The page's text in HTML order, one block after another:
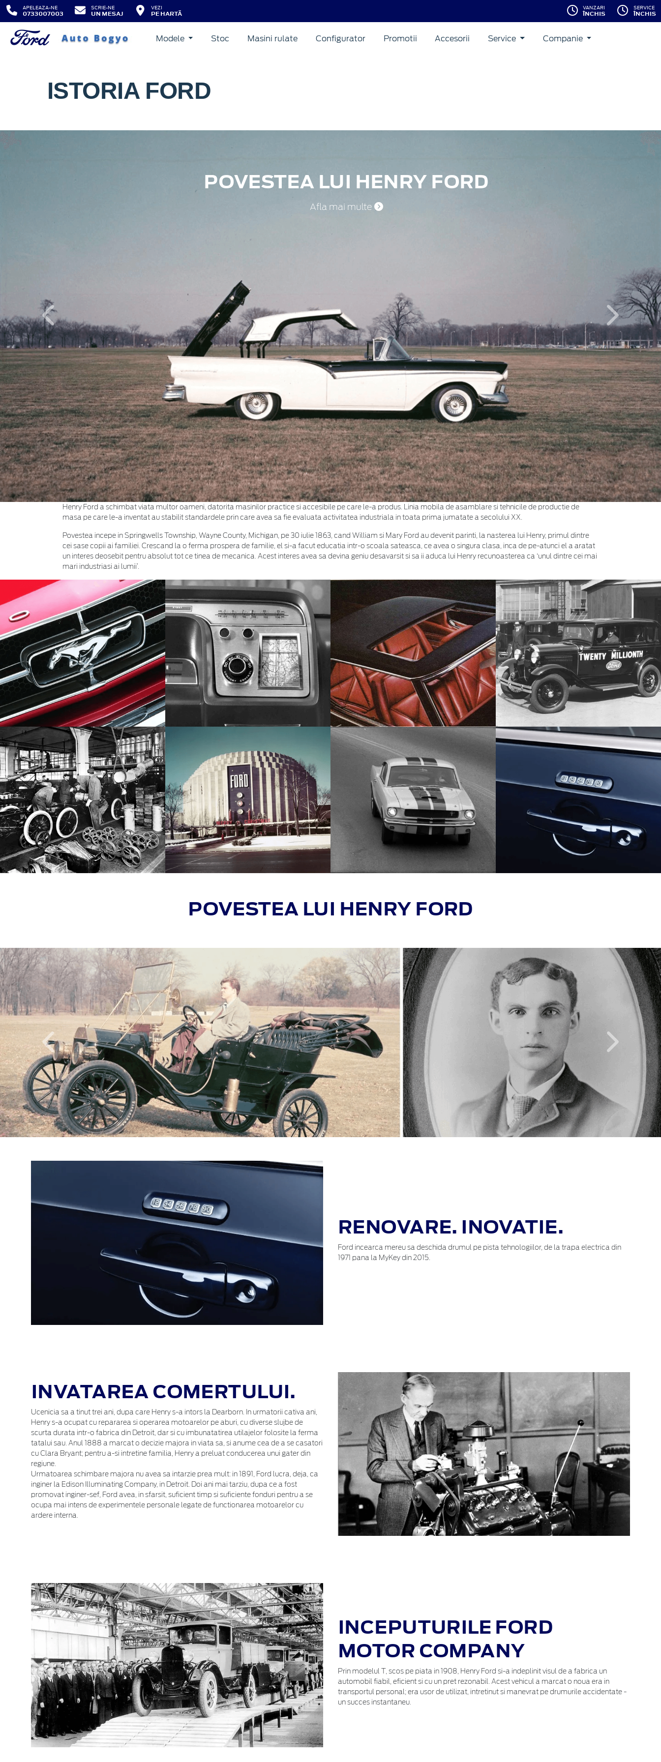
APELEAZA-NE
0733007003
SCRIE-NE
UN MESAJ
VEZI
PE HARTĂ
VANZARI
ÎNCHIS
SERVICE
ÎNCHIS
Modele Stoc Masini rulate Configurator Promotii Accesorii Service Companie
ISTORIA FORD
POVESTEA LUI HENRY FORD
Henry Ford a schimbat viata multor oameni, datorita masinilor practice si accesibile pe care le-a produs.
Inapoi Inainte
Henry Ford a schimbat viata multor oameni, datorita masinilor practice si accesibile pe care le-a produs. Linia mobila de asamblare si tehnicile de productie de
masa pe care le-a inventat au stabilit standardele prin care avea sa fie evaluata activitatea industriala in toata prima jumatate a secolului XX.
Povestea incepe in Springwells Township, Wayne County, Michigan, pe 30 iulie 1863, cand William si Mary Ford au devenit parinti, la nasterea lui Henry, primul dintre
cei sase copii ai familiei. Crescand la o ferma prospera de familie, el si-a facut educatia intr-o scoala sateasca, ce avea o singura clasa, inca de pe-atunci el a aratat
un interes deosebit pentru absolut tot ce tinea de mecanica. Acest interes avea sa devina geniu desavarsit si sa ii aduca lui Henry recunoasterea ca ‘unul dintre cei mai
mari industriasi ai lumii’.
POVESTEA LUI HENRY FORD
Inapoi Inainte
RENOVARE. INOVATIE.
Ford incearca mereu sa deschida drumul pe pista tehnologiilor, de la trapa electrica din
1971 pana la MyKey din 2015.
INVATAREA COMERTULUI.
Ucenicia sa a tinut trei ani, dupa care Henry s-a intors la Dearborn. In urmatorii cativa ani,
Henry s-a ocupat cu repararea si operarea motoarelor pe aburi, cu diverse slujbe de
scurta durata intr-o fabrica din Detroit, dar si cu imbunatatirea utilajelor folosite la ferma
tatalui sau. Anul 1888 a marcat o decizie majora in viata sa, si anume cea de a se casatori
cu Clara Bryant; pentru a-si intretine familia, Henry a preluat conducerea unui gater din
regiune.
Urmatoarea schimbare majora nu avea sa intarzie prea mult: in 1891, Ford lucra, deja, ca
inginer la Edison Illuminating Company, in Detroit. Doi ani mai tarziu, dupa ce a fost
promovat inginer-sef, Ford avea, in sfarsit, suficient timp si suficiente fonduri pentru a se
ocupa mai intens de experimentele personale legate de functionarea motoarelor cu
ardere interna.
INCEPUTURILE FORD
MOTOR COMPANY
Prin modelul T, scos pe piata in 1908, Henry Ford si-a indeplinit visul de a fabrica un
automobil fiabil, eficient si cu un pret rezonabil. Acest vehicul a marcat o noua era in
transportul personal; era usor de utilizat, intretinut si manevrat pe drumurile accidentate -
un succes instantaneu.